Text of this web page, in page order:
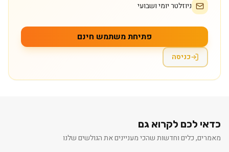
ניוזלטר יומי ושבועי
פתיחת משתמש חינם
כניסה
כדאי לכם לקרוא גם
מאמרים, כלים וחדשות שהכי מעניינים את הגולשים שלנו